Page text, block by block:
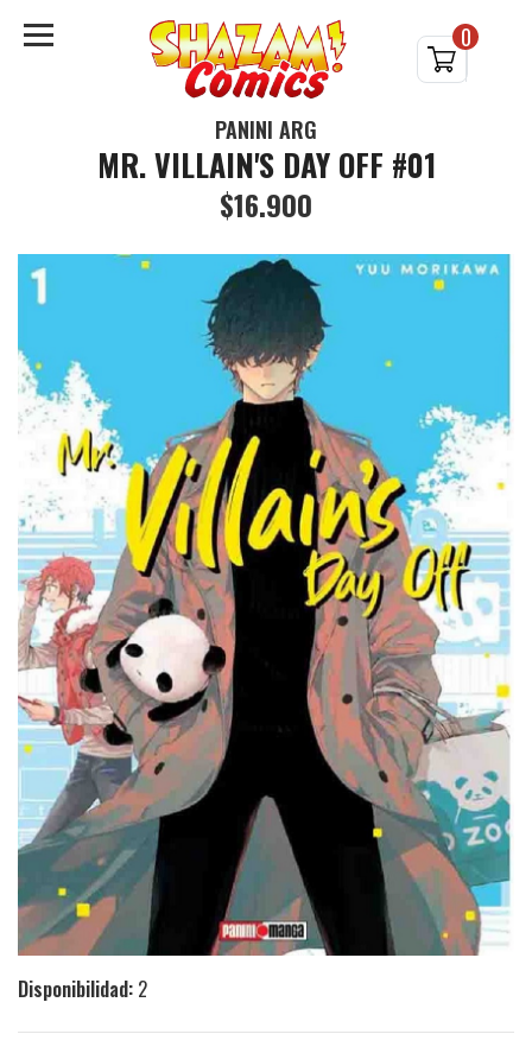
0
PANINI ARG
MR. VILLAIN'S DAY OFF #01
$16.900
Disponibilidad: 2